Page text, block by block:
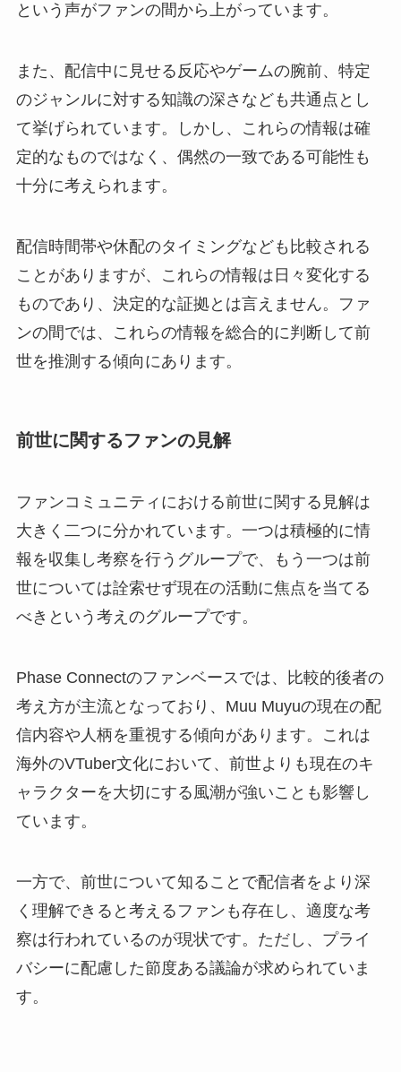
という声がファンの間から上がっています。
また、配信中に見せる反応やゲームの腕前、特定
のジャンルに対する知識の深さなども共通点とし
て挙げられています。しかし、これらの情報は確
定的なものではなく、偶然の一致である可能性も
十分に考えられます。
配信時間帯や休配のタイミングなども比較される
ことがありますが、これらの情報は日々変化する
ものであり、決定的な証拠とは言えません。ファ
ンの間では、これらの情報を総合的に判断して前
世を推測する傾向にあります。
前世に関するファンの見解
ファンコミュニティにおける前世に関する見解は
大きく二つに分かれています。一つは積極的に情
報を収集し考察を行うグループで、もう一つは前
世については詮索せず現在の活動に焦点を当てる
べきという考えのグループです。
Phase Connectのファンベースでは、比較的後者の
考え方が主流となっており、Muu Muyuの現在の配
信内容や人柄を重視する傾向があります。これは
海外のVTuber文化において、前世よりも現在のキ
ャラクターを大切にする風潮が強いことも影響し
ています。
一方で、前世について知ることで配信者をより深
く理解できると考えるファンも存在し、適度な考
察は行われているのが現状です。ただし、プライ
バシーに配慮した節度ある議論が求められていま
す。